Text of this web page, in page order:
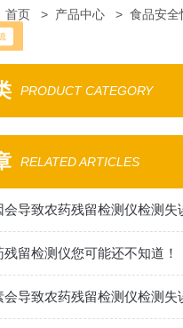
首页 > 产品中心 >食品安全
PRODUCT CATEGORY
RELATED ARTICLES
会导致农药残留检测仪检测失
残留检测仪您可能还不知道！
会导致农药残留检测仪检测失